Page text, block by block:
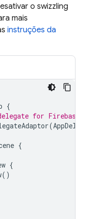
o swizzling
mais
instruções da
{
for Firebase
(
{
{
()